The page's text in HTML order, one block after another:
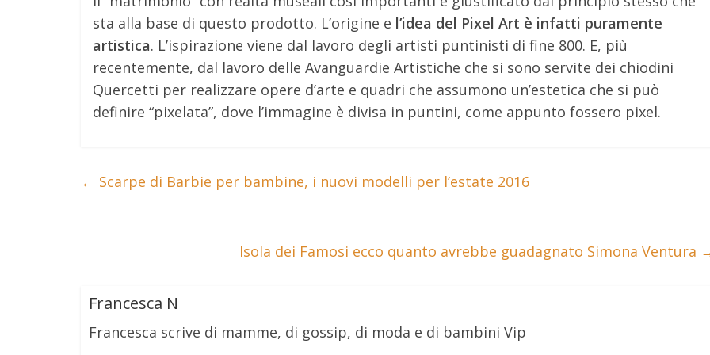
sta alla base di questo prodotto. L’origine e l’idea del Pixel Art è infatti puramente
artistica. L’ispirazione viene dal lavoro degli artisti puntinisti di fine 800. E, più
recentemente, dal lavoro delle Avanguardie Artistiche che si sono servite dei chiodini
Quercetti per realizzare opere d’arte e quadri che assumono un’estetica che si può
definire “pixelata”, dove l’immagine è divisa in puntini, come appunto fossero pixel.
← Scarpe di Barbie per bambine, i nuovi modelli per l’estate 2016
Isola dei Famosi ecco quanto avrebbe guadagnato Simona Ventura
Francesca N
Francesca scrive di mamme, di gossip, di moda e di bambini Vip